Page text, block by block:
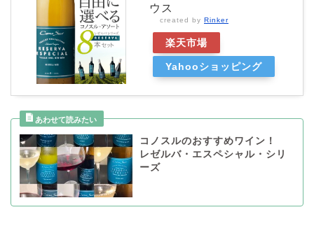
ウス
created by Rinker
楽天市場
Yahooショッピング
コノスルのおすすめワイン！
レゼルバ・エスペシャル・シリ
ーズ